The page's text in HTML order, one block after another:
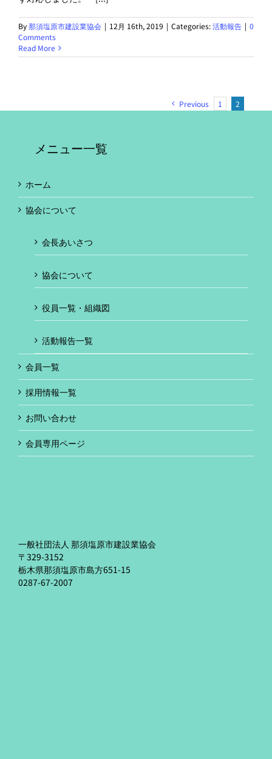
By那須塩原市建設業協会 | 12月 16th, 2019 | Categories:活動報告 | 0
Comments
Read More
Previous 1 2
メニュー一覧
ホーム
協会について
会長あいさつ
協会について
役員一覧・組織図
活動報告一覧
会員一覧
採用情報一覧
お問い合わせ
会員専用ページ
一般社団法人 那須塩原市建設業協会
〒329-3152
栃木県那須塩原市島方651-15
0287-67-2007